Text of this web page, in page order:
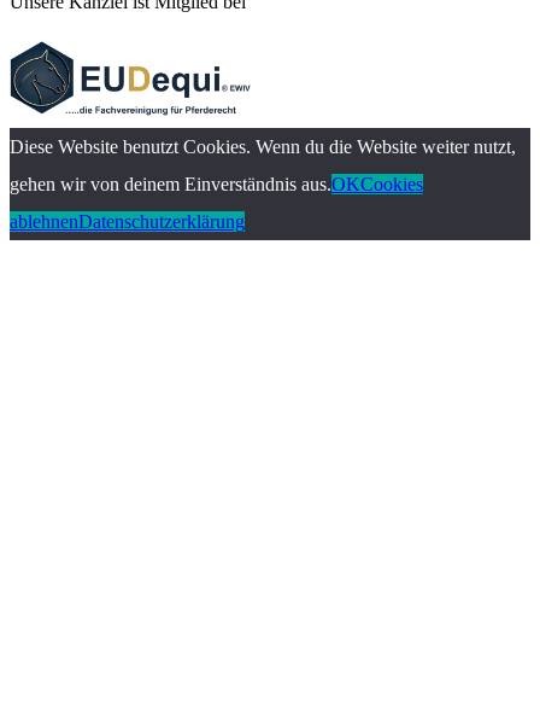
Diese Website benutzt Cookies. Wenn du die Website weiter nutzt,
gehen wir von deinem Einverständnis aus.OKCookies
ablehnenDatenschutzerklärung